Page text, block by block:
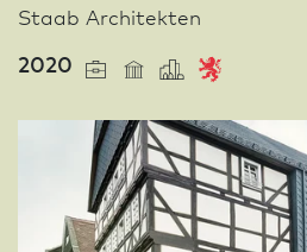
Staab Architekten
2020